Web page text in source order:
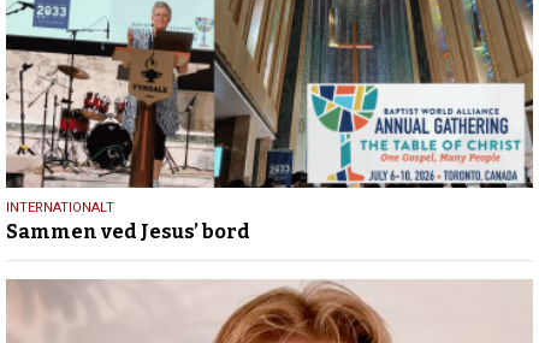
17.
juli
2026
INTERNATIONALT
Sammen ved Jesus’ bord